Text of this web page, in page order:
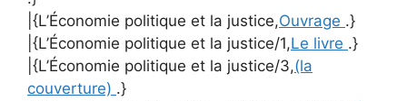
|{L’Économie politique et la justice,Ouvrage .}
|{L’Économie politique et la justice/1,Le livre .}
|{L’Économie politique et la justice/3,(la
couverture) .}